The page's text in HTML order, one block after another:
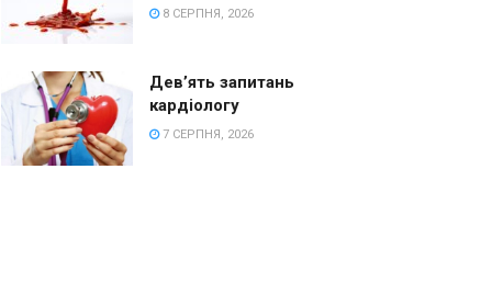
8 СЕРПНЯ, 2026
Дев’ять запитань
кардіологу
7 СЕРПНЯ, 2026